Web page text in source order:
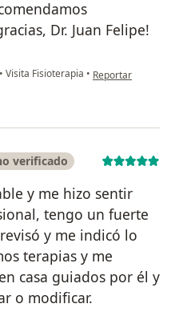
Dr. Juan Felipe!
• Visita Fisioterapia • en opinión del
Reportar
verificado
y me hizo sentir
tengo un fuerte
y me indicó lo
terapias y me
casa guiados por él y
o modificar.